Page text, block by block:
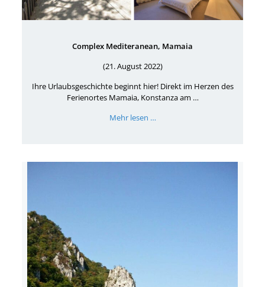
Complex Mediteranean, Mamaia
(21. August 2022)
Ihre Urlaubsgeschichte beginnt hier! Direkt im Herzen des
Ferienortes Mamaia, Konstanza am …
Mehr lesen …